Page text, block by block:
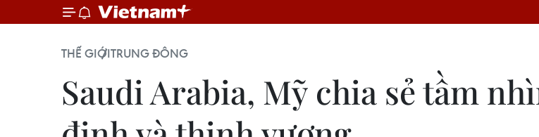
THẾ GIỚITRUNG ĐÔNG
Saudi Arabia, Mỹ chia sẻ tầm